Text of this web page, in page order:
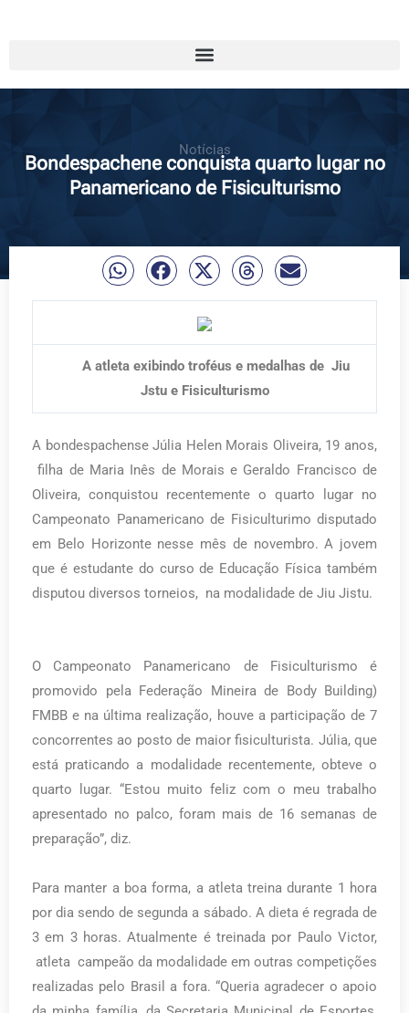
Notícias
Bondespachene conquista quarto lugar no
Panamericano de Fisiculturismo
A atleta exibindo troféus e medalhas de Jiu
Jstu e Fisiculturismo
A bondespachense Júlia Helen Morais Oliveira, 19 anos,
filha de Maria Inês de Morais e Geraldo Francisco de
Oliveira, conquistou recentemente o quarto lugar no
Campeonato Panamericano de Fisiculturimo disputado
em Belo Horizonte nesse mês de novembro. A jovem
que é estudante do curso de Educação Física também
disputou diversos torneios, na modalidade de Jiu Jistu.
O Campeonato Panamericano de Fisiculturismo é
promovido pela Federação Mineira de Body Building)
FMBB e na última realização, houve a participação de 7
concorrentes ao posto de maior fisiculturista. Júlia, que
está praticando a modalidade recentemente, obteve o
quarto lugar. “Estou muito feliz com o meu trabalho
apresentado no palco, foram mais de 16 semanas de
preparação”, diz.
Para manter a boa forma, a atleta treina durante 1 hora
por dia sendo de segunda a sábado. A dieta é regrada de
3 em 3 horas. Atualmente é treinada por Paulo Victor,
atleta campeão da modalidade em outras competições
realizadas pelo Brasil a fora. “Queria agradecer o apoio